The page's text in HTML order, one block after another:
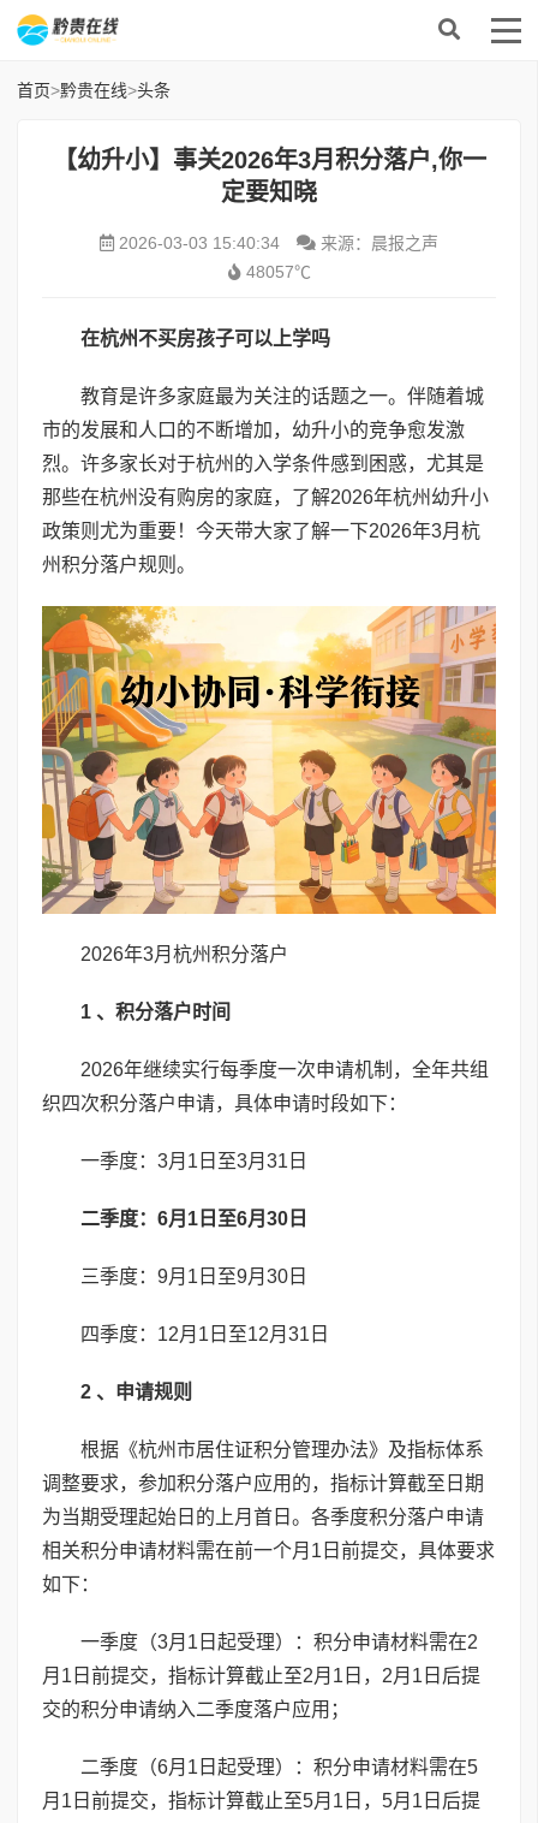
首页>黔贵在线>头条
【幼升小】事关2026年3月积分落户,你一
定要知晓
2026-03-03 15:40:34
来源：晨报之声
48057℃
在杭州不买房孩子可以上学吗
教育是许多家庭最为关注的话题之一。伴随着城
市的发展和人口的不断增加，幼升小的竞争愈发激
烈。许多家长对于杭州的入学条件感到困惑，尤其是
那些在杭州没有购房的家庭，了解2026年杭州幼升小
政策则尤为重要！今天带大家了解一下2026年3月杭
州积分落户规则。
2026年3月杭州积分落户
1 、积分落户时间
2026年继续实行每季度一次申请机制，全年共组
织四次积分落户申请，具体申请时段如下：
一季度：3月1日至3月31日
二季度：6月1日至6月30日
三季度：9月1日至9月30日
四季度：12月1日至12月31日
2 、申请规则
根据《杭州市居住证积分管理办法》及指标体系
调整要求，参加积分落户应用的，指标计算截至日期
为当期受理起始日的上月首日。各季度积分落户申请
相关积分申请材料需在前一个月1日前提交，具体要求
如下：
一季度（3月1日起受理）：积分申请材料需在2
月1日前提交，指标计算截止至2月1日，2月1日后提
交的积分申请纳入二季度落户应用；
二季度（6月1日起受理）：积分申请材料需在5
月1日前提交，指标计算截止至5月1日，5月1日后提